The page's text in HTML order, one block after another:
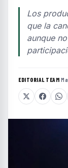
Los
que la
aunque
EDITORIAL TEAM·